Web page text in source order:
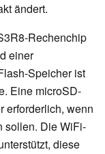
ändert.
Rechenchip
einer
Speicher ist
Eine microSD-
erforderlich, wenn
sollen. Die WiFi-
diese